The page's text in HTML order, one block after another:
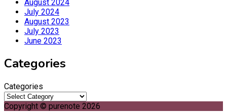
August 2024
July 2024
August 2023
July 2023
June 2023
Categories
Categories
Copyright © purenote 2026